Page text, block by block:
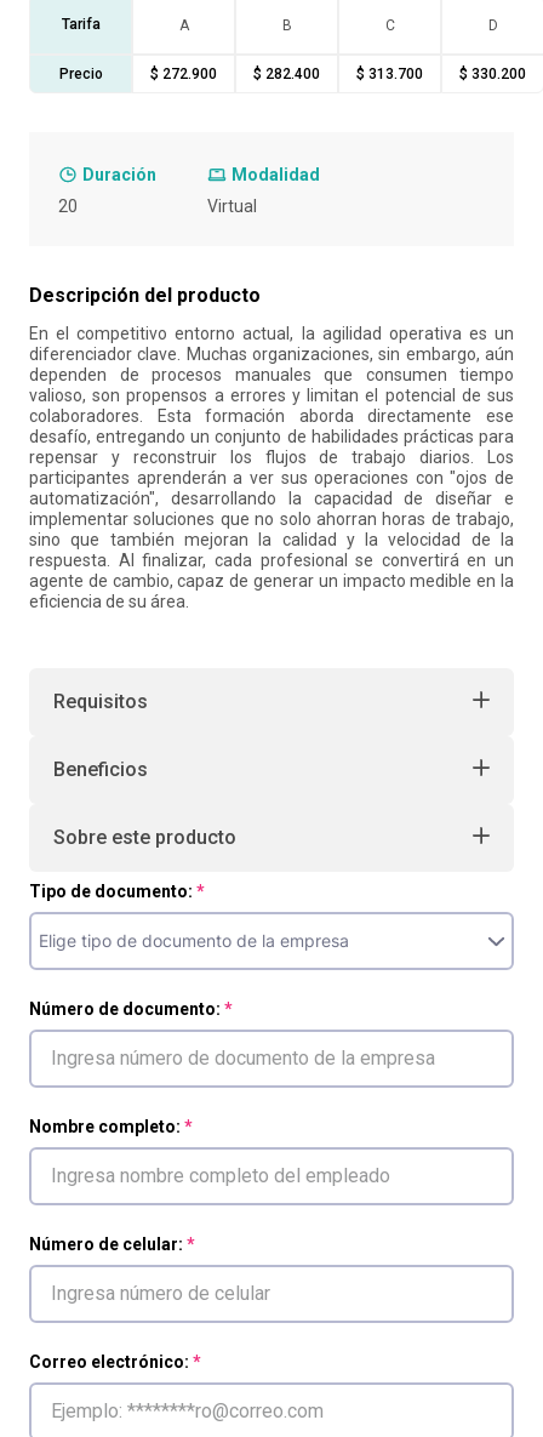
Tarifa A B C D
Precio $ 272.900 $ 282.400 $ 313.700 $ 330.200
Duración
20
Modalidad
Virtual
Descripción del producto
En el competitivo entorno actual, la agilidad operativa es un
diferenciador clave. Muchas organizaciones, sin embargo, aún
dependen de procesos manuales que consumen tiempo
valioso, son propensos a errores y limitan el potencial de sus
colaboradores. Esta formación aborda directamente ese
desafío, entregando un conjunto de habilidades prácticas para
repensar y reconstruir los flujos de trabajo diarios. Los
participantes aprenderán a ver sus operaciones con "ojos de
automatización", desarrollando la capacidad de diseñar e
implementar soluciones que no solo ahorran horas de trabajo,
sino que también mejoran la calidad y la velocidad de la
respuesta. Al finalizar, cada profesional se convertirá en un
agente de cambio, capaz de generar un impacto medible en la
eficiencia de su área.
Requisitos
Beneficios
Sobre este producto
Tipo de documento:
Número de documento:
Nombre completo:
Número de celular:
Correo electrónico:
. retiro laboral